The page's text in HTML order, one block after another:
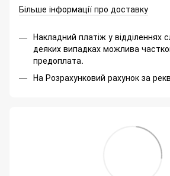
Більше інформації про доставку
Накладний платіж у відділеннях
деяких випадках можлива
предоплата.
На Розрахунковий рахунок за